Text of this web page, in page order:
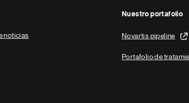
noticias
Nuestro portafolio
Novartis pipeline
Portafolio de